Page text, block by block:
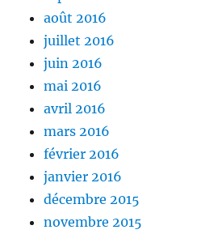
août 2016
juillet 2016
juin 2016
mai 2016
avril 2016
mars 2016
février 2016
janvier 2016
décembre 2015
novembre 2015